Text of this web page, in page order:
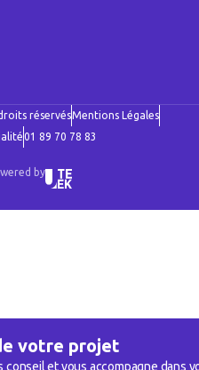
votre projet
conseil et vous accompagne dans
réservésMentions Légales
01 89 70 78 83
by